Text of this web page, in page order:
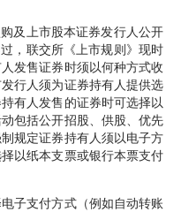
及上市股本证券发行人公开
，联交所《上市规则》现时
发售证券时须以何种方式收
行人须为证券持有人提供选
有人发售的证券时可选择以
包括公开招股、供股、优先
规定证券持有人须以电子方
以纸本支票或银行本票支付
子支付方式（例如自动转账